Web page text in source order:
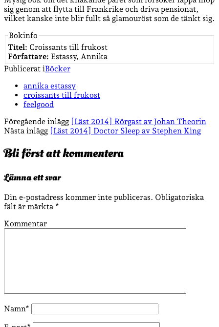
sig genom att flytta till Frankrike och driva pensionat,
vilket kanske inte blir fullt så glamouröst som de tänkt sig.
Bokinfo
Titel: Croissants till frukost
Författare: Estassy, Annika
Publicerat iBöcker
annika estassy
croissants till frukost
feelgood
Föregående inlägg [Läst 2014] Rörgast av Johan Theorin
Nästa inlägg [Läst 2014] Doctor Sleep av Stephen King
Bli först att kommentera
Lämna ett svar
Din e-postadress kommer inte publiceras. Obligatoriska
fält är märkta *
Kommentar
Namn*